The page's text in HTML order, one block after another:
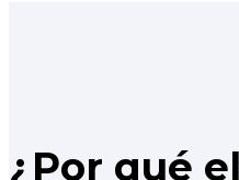
¿Por qué